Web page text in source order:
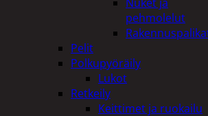
pehmolelut
Pelit
Polkupyöräily
Lukot
Retkeily
Keittimet ja ruokailu